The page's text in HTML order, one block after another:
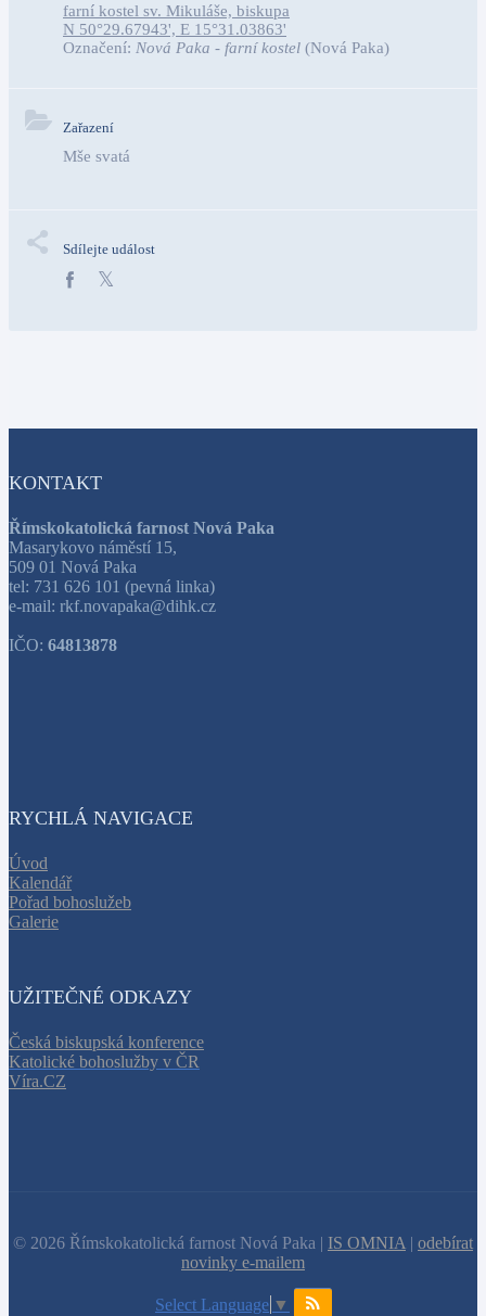
farní kostel sv. Mikuláše, biskupa
N 50°29.67943', E 15°31.03863'
Označení: Nová Paka - farní kostel (Nová Paka)
Zařazení
Mše svatá
Sdílejte událost
KONTAKT
Římskokatolická farnost Nová Paka
Masarykovo náměstí 15,
509 01 Nová Paka
tel: 731 626 101 (pevná linka)
e-mail: rkf.novapaka@dihk.cz
IČO: 64813878
RYCHLÁ NAVIGACE
Úvod
Kalendář
Pořad bohoslužeb
Galerie
UŽITEČNÉ ODKAZY
Česká biskupská konference
Katolické bohoslužby v ČR
Víra.CZ
© 2026 Římskokatolická farnost Nová Paka | IS OMNIA | odebírat
novinky e-mailem
Select Language ▼